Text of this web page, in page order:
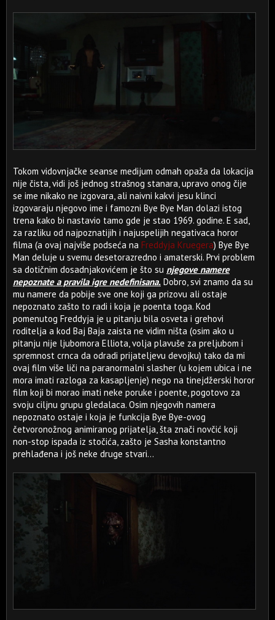
Tokom vidovnjačke seanse medijum odmah opaža da lokacija
nije čista, vidi još jednog strašnog stanara, upravo onog čije
se ime nikako ne izgovara, ali naivni kakvi jesu klinci
izgovaraju njegovo ime i famozni Bye Bye Man dolazi istog
trena kako bi nastavio tamo gde je stao 1969. godine. E sad,
za razliku od najpoznatijih i najuspelijih negativaca horor
filma (a ovaj najviše podseća na Freddyja Kruegera) Bye Bye
Man deluje u svemu desetorazredno i amaterski. Prvi problem
sa dotičnim dosadnjakovićem je što su njegove namere
nepoznate a pravila igre nedefinisana. Dobro, svi znamo da su
mu namere da pobije sve one koji ga prizovu ali ostaje
nepoznato zašto to radi i koja je poenta toga. Kod
pomenutog Freddyja je u pitanju bila osveta i grehovi
roditelja a kod Baj Baja zaista ne vidim ništa (osim ako u
pitanju nije ljubomora Elliota, volja plavuše za preljubom i
spremnost crnca da odradi prijateljevu devojku) tako da mi
ovaj film više liči na paranormalni slasher (u kojem ubica i ne
mora imati razloga za kasapljenje) nego na tinejdžerski horor
film koji bi morao imati neke poruke i poente, pogotovo za
svoju ciljnu grupu gledalaca. Osim njegovih namera
nepoznato ostaje i koja je funkcija Bye Bye-ovog
četvoronožnog animiranog prijatelja, šta znači novčić koji
non-stop ispada iz stočića, zašto je Sasha konstantno
prehlađena i još neke druge stvari...